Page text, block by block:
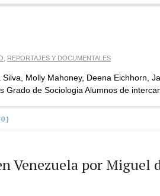
REPORTAJES Y DOCUMENTALES
Molly Mahoney, Deena Eichhorn,
Grado de Sociologia Alumnos de
0 }
Venezuela por Miguel